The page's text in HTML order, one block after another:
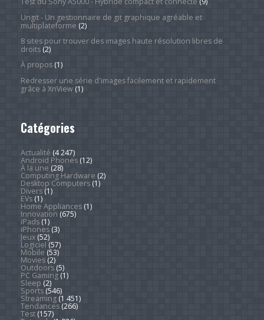
Ungit - Un gestionnaire de git graphique agréable et
multiplateforme (2)
8 sites pour trouver des images haute résolution libres de
droits(2)
À propos(1)
Redresser une série d'images facilement et rapidement
grâce à XnView(1)
Catégories
Actualité (4 247)
Android Phones(12)
À la une (28)
Computing Hardware (2)
Desktop Computers(1)
Divers(1)
EVs(1)
Home Appliances(1)
Innovation (675)
iPads(1)
iPhones(3)
Jeux(52)
Logiciel (57)
Mobile (53)
Movies(2)
Outdoors(5)
PC Gaming(1)
Sleep (2)
Sports(546)
Streaming(1 451)
Tendances(266)
Test(157)